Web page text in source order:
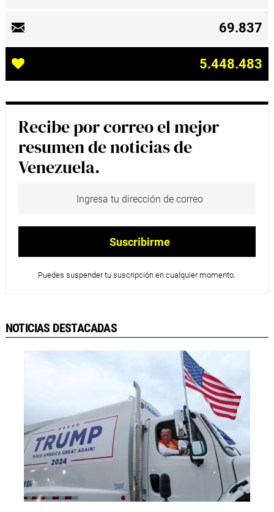
69.837
5.448.483
Recibe por correo el mejor
resumen de noticias de
Venezuela.
Puedes suspender tu suscripción en cualquier momento.
NOTICIAS DESTACADAS